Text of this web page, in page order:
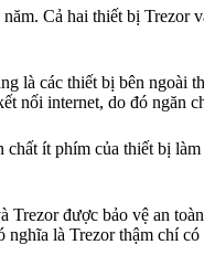
Cả hai thiết bị Trezor
là các thiết bị bên ngoài
nối internet, do đó ngăn
ít phím của thiết bị
được bảo vệ an
là Trezor thậm chí